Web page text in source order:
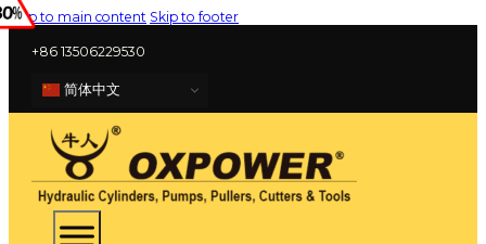
Skip to main content Skip to footer
+86 13506229530
简体中文